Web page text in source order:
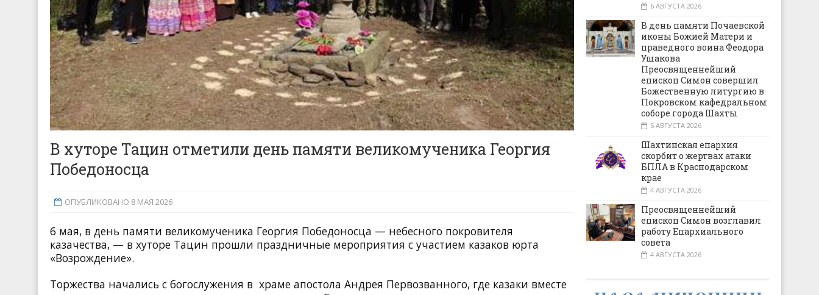
В хуторе Тацин отметили день памяти великомученика Георгия
Победоносца
ОПУБЛИКОВАНО 8 МАЯ 2026
6 мая, в день памяти великомученика Георгия Победоносца — небесного покровителя
казачества, — в хуторе Тацин прошли праздничные мероприятия с участием казаков юрта
«Возрождение».
Торжества начались с богослужения в храме апостола Андрея Первозванного, где казаки вместе
6 АВГУСТА 2026
В день памяти Почаевской
иконы Божией Матери и
праведного воина Феодора
Ушакова
Преосвященнейший
епископ Симон совершил
Божественную литургию в
Покровском кафедральном
соборе города Шахты
5 АВГУСТА 2026
Шахтинская епархия
скорбит о жертвах атаки
БПЛА в Краснодарском
крае
4 АВГУСТА 2026
Преосвященнейший
епископ Симон возглавил
работу Епархиального
совета
4 АВГУСТА 2026